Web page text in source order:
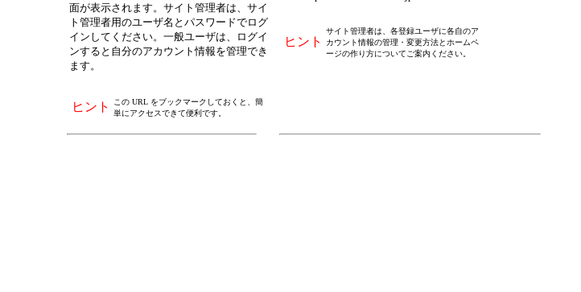
面が表示されます。サイト管理者は、サイ
ト管理者用のユーザ名とパスワードでログ
インしてください。一般ユーザは、ログイ
ンすると自分のアカウント情報を管理でき
ます。
ヒント
この URL をブックマークしておくと、簡
単にアクセスできて便利です。
ヒント
サイト管理者は、各登録ユーザに各自のア
カウント情報の管理・変更方法とホームペ
ージの作り方についてご案内ください。